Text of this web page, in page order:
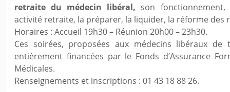
retraite du médecin libéral, son
activité retraite, la préparer, la liquider, la réforme des
Horaires : Accueil 19h30 – Réunion 20h00 – 23h30.
Ces soirées, proposées aux médecins libéraux de
entièrement financées par le Fonds d’Assurance
Médicales.
Renseignements et inscriptions : 01 43 18 88 26.